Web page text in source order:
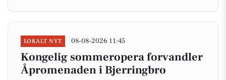
LOKALT NYT 08-08-2026 11:45
Kongelig sommeropera forvandler
Åpromenaden i Bjerringbro